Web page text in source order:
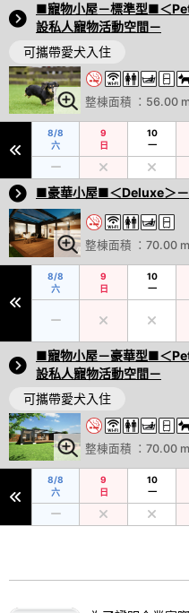
■寵物小屋－標準型■＜
設私人寵物活動空間－
可攜帶愛犬入住
整棟面積 ：56.00
8/8
六
9
日
10
一
■豪華小屋■＜Deluxe＞－
整棟面積 ：70.00 m
8/8
六
9
日
10
一
■寵物小屋－豪華型■＜
設私人寵物活動空間－
可攜帶愛犬入住
整棟面積 ：70.00 m
8/8
六
9
日
10
一